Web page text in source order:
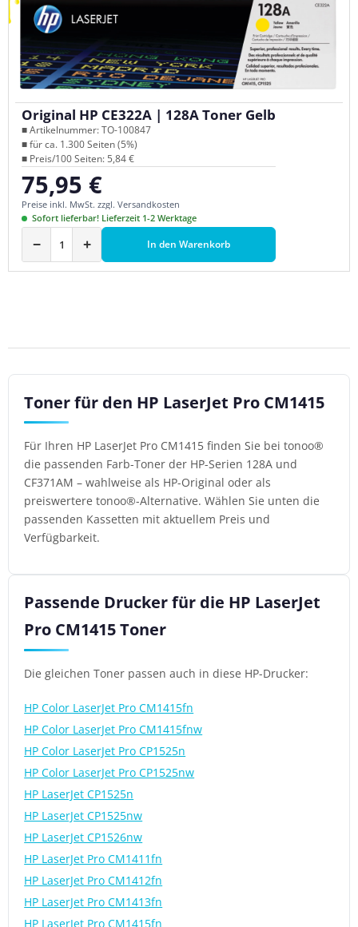
Original HP CE322A | 128A Toner Gelb
■ Artikelnummer: TO-100847
■ für ca. 1.300 Seiten (5%)
■ Preis/100 Seiten: 5,84 €
Regulärer Preis:
75,95 €
Preise inkl. MwSt. zzgl. Versandkosten
Sofort lieferbar! Lieferzeit 1-2 Werktage
− + In den Warenkorb
Toner für den HP LaserJet Pro CM1415
Für Ihren HP LaserJet Pro CM1415 finden Sie bei tonoo®
die passenden Farb-Toner der HP-Serien 128A und
CF371AM – wahlweise als HP-Original oder als
preiswertere tonoo®-Alternative. Wählen Sie unten die
passenden Kassetten mit aktuellem Preis und
Verfügbarkeit.
Passende Drucker für die HP LaserJet
Pro CM1415 Toner
Die gleichen Toner passen auch in diese HP-Drucker:
HP Color LaserJet Pro CM1415fn
HP Color LaserJet Pro CM1415fnw
HP Color LaserJet Pro CP1525n
HP Color LaserJet Pro CP1525nw
HP LaserJet CP1525n
HP LaserJet CP1525nw
HP LaserJet CP1526nw
HP LaserJet Pro CM1411fn
HP LaserJet Pro CM1412fn
HP LaserJet Pro CM1413fn
HP LaserJet Pro CM1415fn